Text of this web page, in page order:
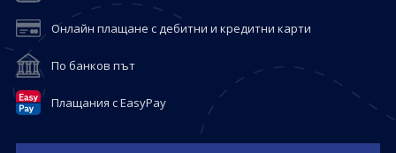
Онлайн плащане с дебитни и кредитни карти
По банков път
Плащания с EasyPay